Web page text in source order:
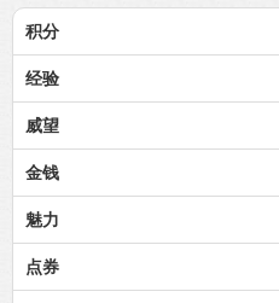
积分
经验
威望
金钱
魅力
点券